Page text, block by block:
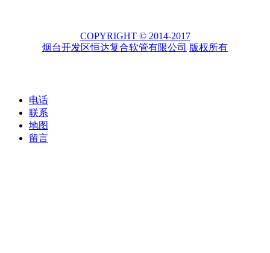
COPYRIGHT © 2014-2017
烟台开发区恒达复合软管有限公司 版权所有
电话
联系
地图
留言